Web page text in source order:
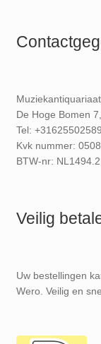
De Hoge Bomen
Tel: +31625502589
Kvk nummer:
BTW-nr:
Veilig
Uw bestellingen
Wero. Veilig en